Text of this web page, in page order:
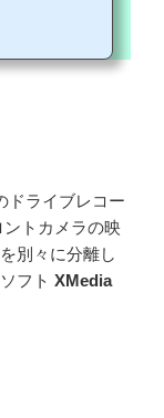
ドライブレコー
トカメラの映
別々に分離し
フト XMedia